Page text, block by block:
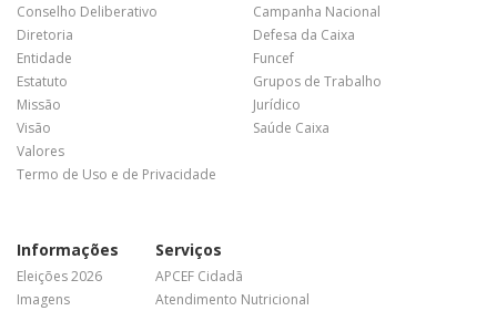
Conselho Deliberativo
Diretoria
Entidade
Estatuto
Missão
Visão
Valores
Termo de Uso e de Privacidade
Campanha Nacional
Defesa da Caixa
Funcef
Grupos de Trabalho
Jurídico
Saúde Caixa
Informações
Eleições 2026
Imagens
Serviços
APCEF Cidadã
Atendimento Nutricional